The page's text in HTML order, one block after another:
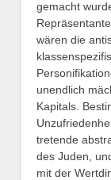
gemacht
wären die
unendlich
Kapitals.
tretende
des Juden,
mit der